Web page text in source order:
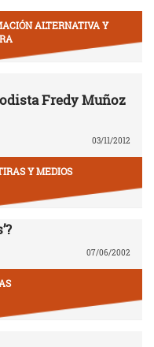
ALTERNATIVA Y
Fredy Muñoz
03/11/2012
Y MEDIOS
07/06/2002